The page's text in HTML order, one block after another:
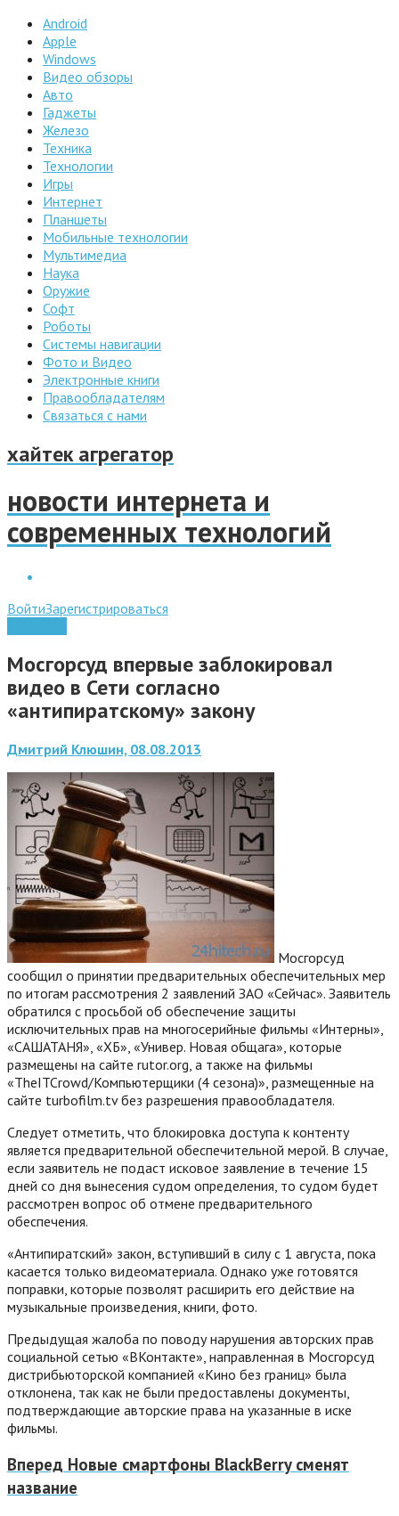
Android
Apple
Windows
Видео обзоры
Авто
Гаджеты
Железо
Техника
Технологии
Игры
Интернет
Планшеты
Мобильные технологии
Мультимедиа
Наука
Оружие
Софт
Роботы
Системы навигации
Фото и Видео
Электронные книги
Правообладателям
Связаться с нами
хайтек агрегатор
новости интернета и
современных технологий
ВойтиЗарегистрироваться
Мосгорсуд впервые заблокировал
видео в Сети согласно
«антипиратскому» закону
Дмитрий Клюшин, 08.08.2013
Мосгорсуд
сообщил о принятии предварительных обеспечительных мер
по итогам рассмотрения 2 заявлений ЗАО «Сейчас». Заявитель
обратился с просьбой об обеспечение защиты
исключительных прав на многосерийные фильмы «Интерны»,
«САШАТАНЯ», «ХБ», «Универ. Новая общага», которые
размещены на сайте rutor.org, а также на фильмы
«TheITCrowd/Компьютерщики (4 сезона)», размещенные на
сайте turbofilm.tv без разрешения правообладателя.
Следует отметить, что блокировка доступа к контенту
является предварительной обеспечительной мерой. В случае,
если заявитель не подаст исковое заявление в течение 15
дней со дня вынесения судом определения, то судом будет
рассмотрен вопрос об отмене предварительного
обеспечения.
«Антипиратский» закон, вступивший в силу с 1 августа, пока
касается только видеоматериала. Однако уже готовятся
поправки, которые позволят расширить его действие на
музыкальные произведения, книги, фото.
Предыдущая жалоба по поводу нарушения авторских прав
социальной сетью «ВКонтакте», направленная в Мосгорсуд
дистрибьюторской компанией «Кино без границ» была
отклонена, так как не были предоставлены документы,
подтверждающие авторские права на указанные в иске
фильмы.
Вперед Новые смартфоны BlackBerry сменят
название